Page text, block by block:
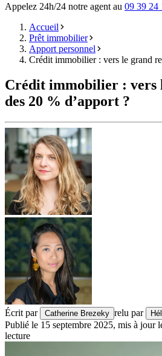
Appelez 24h/24 notre agent au 09 39 24
Accueil
Prêt immobilier
Apport personnel
Crédit immobilier : vers le grand
Crédit immobilier : vers
des 20 % d’apport ?
Écrit par Catherine Brezeky relu par
Publié le 15 septembre 2025, mis à jour
lecture